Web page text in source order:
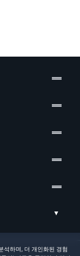
석하며, 더 개인화된 경험